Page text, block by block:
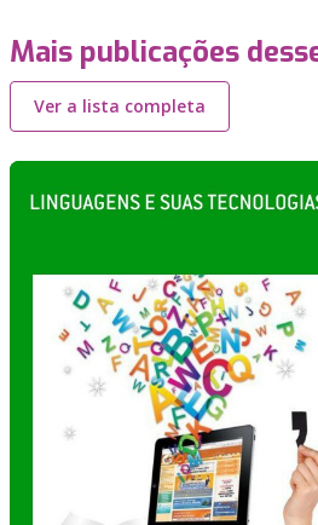
Mais publicações
Ver a lista completa